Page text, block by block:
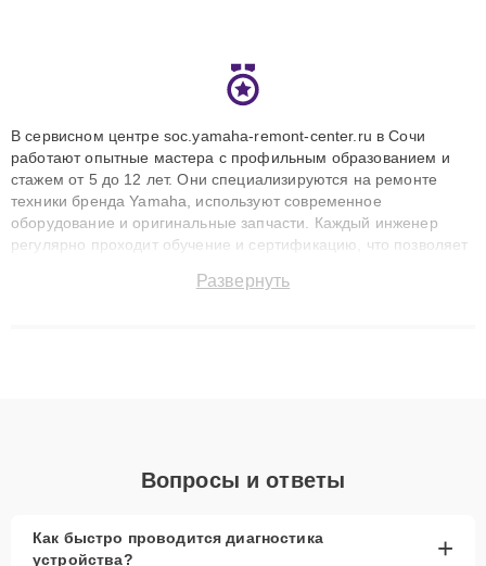
В сервисном центре soc.yamaha-remont-center.ru в Сочи
работают опытные мастера с профильным образованием и
стажем от 5 до 12 лет. Они специализируются на ремонте
техники бренда Yamaha, используют современное
оборудование и оригинальные запчасти. Каждый инженер
регулярно проходит обучение и сертификацию, что позволяет
технику с сохранением гарантии до 3 лет. Наши мастера
Развернуть
Вопросы и ответы
Как быстро проводится диагностика
устройства?
+